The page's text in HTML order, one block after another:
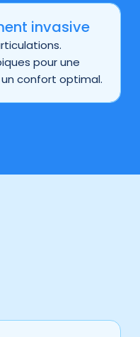
invasive
pour une
confort optimal.